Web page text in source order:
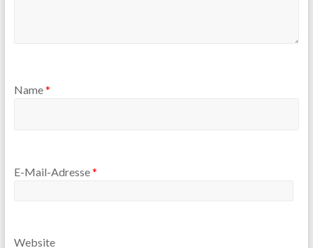
Name*
E-Mail-Adresse*
Website